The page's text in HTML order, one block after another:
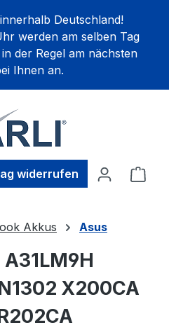
Deutschland!
werden am selben Tag
der Regel am nächsten
Ihnen an.
widerrufen
Akkus Asus
X200CA